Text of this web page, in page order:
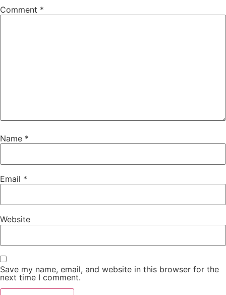
Comment *
Name *
Email *
Website
Save my name, email, and website in this browser for the
next time I comment.